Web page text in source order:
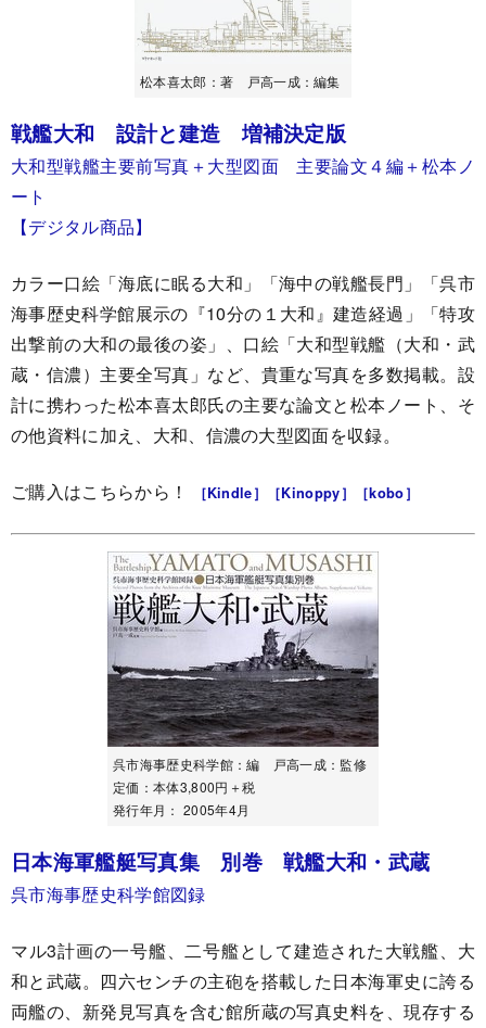
松本喜太郎：著 戸高一成：編集
戦艦大和 設計と建造 増補決定版
大和型戦艦主要前写真＋大型図面 主要論文４編＋松本ノ
ート
【デジタル商品】
カラー口絵「海底に眠る大和」「海中の戦艦長門」「呉市
海事歴史科学館展示の『10分の１大和』建造経過」「特攻
出撃前の大和の最後の姿」、口絵「大和型戦艦（大和・武
蔵・信濃）主要全写真」など、貴重な写真を多数掲載。設
計に携わった松本喜太郎氏の主要な論文と松本ノート、そ
の他資料に加え、大和、信濃の大型図面を収録。
ご購入はこちらから！ ［Kindle］ ［Kinoppy］ ［kobo］
呉市海事歴史科学館：編 戸高一成：監修
定価：本体3,800円＋税
発行年月： 2005年4月
日本海軍艦艇写真集 別巻 戦艦大和・武蔵
呉市海事歴史科学館図録
マル3計画の一号艦、二号艦として建造された大戦艦、大
和と武蔵。四六センチの主砲を搭載した日本海軍史に誇る
両艦の、新発見写真を含む館所蔵の写真史料を、現存する